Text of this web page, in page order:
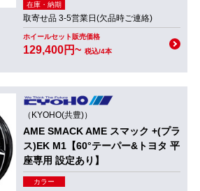
在庫・納期
取寄せ品 3-5営業日(欠品時ご連絡)
ホイールセット販売価格
129,400円~ 税込/4本
（KYOHO(共豊)）
AME SMACK AME スマック +(プラ
ス)EK M1【60°テーパー&トヨタ 平
座専用 設定あり】
カラー